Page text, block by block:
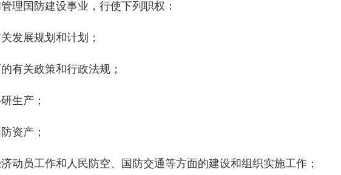
国防建设事业，行使下列职权：
发展规划和计划；
有关政策和行政法规；
生产；
资产；
动员工作和人民防空、国防交通等方面的建设和组织实施工作；